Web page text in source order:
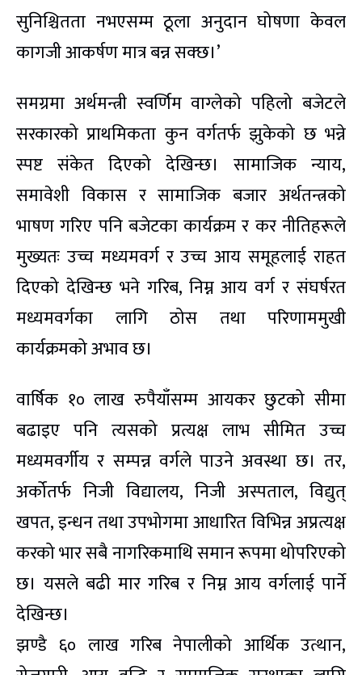
सुनिश्चितता नभएसम्म ठूला अनुदान घोषणा केवल
कागजी आकर्षण मात्र बन्न सक्छ।’
समग्रमा अर्थमन्त्री स्वर्णिम वाग्लेको पहिलो बजेटले
सरकारको प्राथमिकता कुन वर्गतर्फ झुकेको छ भन्ने
स्पष्ट संकेत दिएको देखिन्छ। सामाजिक न्याय,
समावेशी विकास र सामाजिक बजार अर्थतन्त्रको
भाषण गरिए पनि बजेटका कार्यक्रम र कर नीतिहरूले
मुख्यतः उच्च मध्यमवर्ग र उच्च आय समूहलाई राहत
दिएको देखिन्छ भने गरिब, निम्न आय वर्ग र संघर्षरत
मध्यमवर्गका लागि ठोस तथा परिणाममुखी
कार्यक्रमको अभाव छ।
वार्षिक १० लाख रुपैयाँसम्म आयकर छुटको सीमा
बढाइए पनि त्यसको प्रत्यक्ष लाभ सीमित उच्च
मध्यमवर्गीय र सम्पन्न वर्गले पाउने अवस्था छ। तर,
अर्कोतर्फ निजी विद्यालय, निजी अस्पताल, विद्युत्
खपत, इन्धन तथा उपभोगमा आधारित विभिन्न अप्रत्यक्ष
करको भार सबै नागरिकमाथि समान रूपमा थोपरिएको
छ। यसले बढी मार गरिब र निम्न आय वर्गलाई पार्ने
देखिन्छ।
झण्डै ६० लाख गरिब नेपालीको आर्थिक उत्थान,